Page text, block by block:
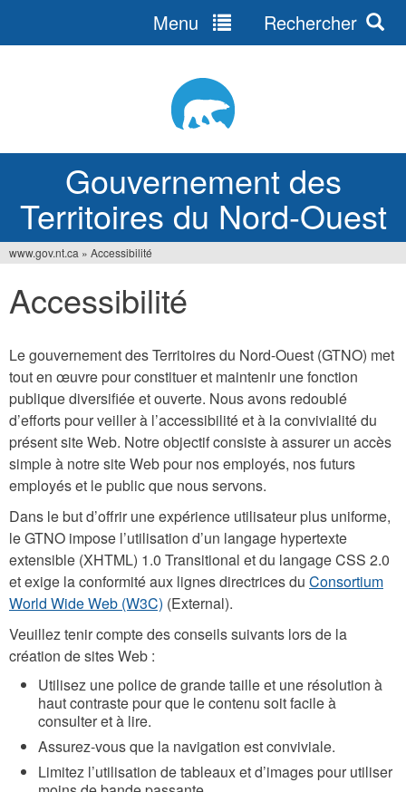
Gouvernement des
Territoires du Nord-Ouest
Menu Rechercher
êtes
www.gov.nt.ca » Accessibilité
Accessibilité
Le gouvernement des Territoires du Nord-Ouest (GTNO) met
tout en œuvre pour constituer et maintenir une fonction
publique diversifiée et ouverte. Nous avons redoublé
d’efforts pour veiller à l’accessibilité et à la convivialité du
présent site Web. Notre objectif consiste à assurer un accès
simple à notre site Web pour nos employés, nos futurs
employés et le public que nous servons.
Dans le but d’offrir une expérience utilisateur plus uniforme,
le GTNO impose l’utilisation d’un langage hypertexte
extensible (XHTML) 1.0 Transitional et du langage CSS 2.0
et exige la conformité aux lignes directrices du Consortium
World Wide Web (W3C) (External).
Veuillez tenir compte des conseils suivants lors de la
création de sites Web :
Utilisez une police de grande taille et une résolution à
haut contraste pour que le contenu soit facile à
consulter et à lire.
Assurez-vous que la navigation est conviviale.
Limitez l’utilisation de tableaux et d’images pour utiliser